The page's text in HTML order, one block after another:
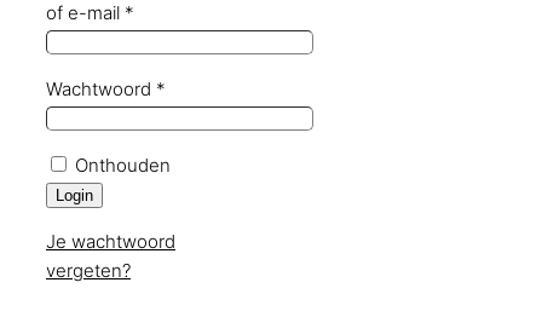
of e-mail *
Wachtwoord *
Onthouden
Login
Je wachtwoord
vergeten?